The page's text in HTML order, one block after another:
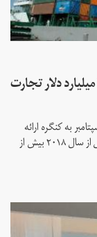
گزارش دولت آمریکا به کنگره: تحریم‌ها ۷۰ میلیارد دلار تجارت
به کنگره ارائه
شد، تحریم‌های دولت دونالد ترامپ علیه جمهوری اسلامی از سال ۲۰۱۸ بیش از